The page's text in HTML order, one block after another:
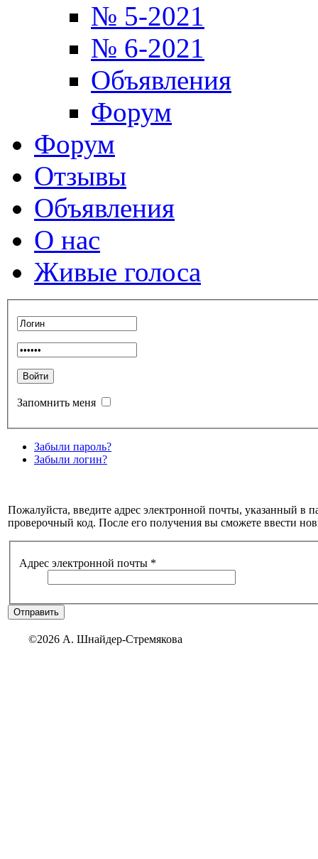
№ 5-2021
№ 6-2021
Объявления
Форум
Форум
Отзывы
Объявления
О нас
Живые голоса
Запомнить меня
Забыли пароль?
Забыли логин?
Пожалуйста, введите адрес электронной почты, указанный в
проверочный код. После его получения вы сможете ввести
Адрес электронной почты *
Отправить
©2026 А. Шнайдер-Стремякова